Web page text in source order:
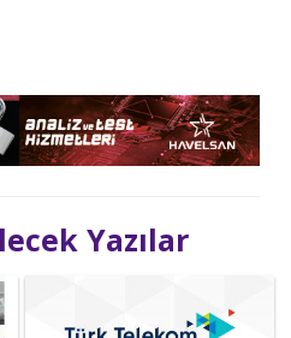
Yazılar